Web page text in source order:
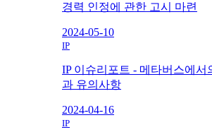
경력 인정에 관한 고시 마련
2024-05-10
IP
IP 이슈리포트 - 메타버스에서
과 유의사항
2024-04-16
IP